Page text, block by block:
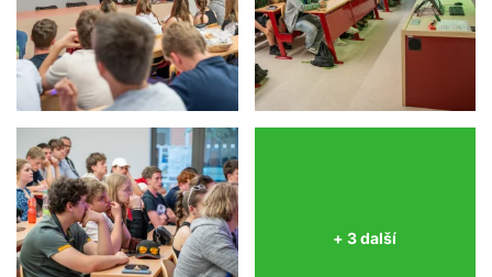
+ 3 další